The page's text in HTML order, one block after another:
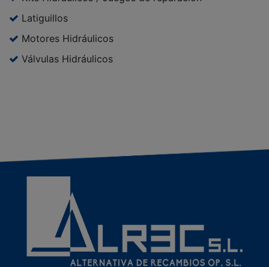
Latiguillos
Motores Hidráulicos
Válvulas Hidráulicos